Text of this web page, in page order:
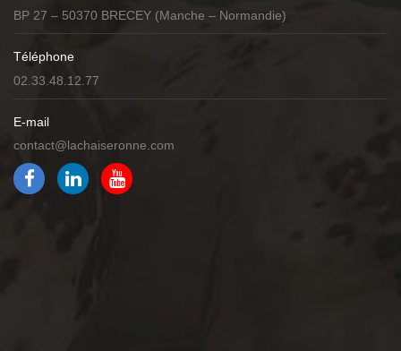
BP 27 – 50370 BRECEY (Manche – Normandie)
Téléphone
02.33.48.12.77
E-mail
contact@lachaiseronne.com